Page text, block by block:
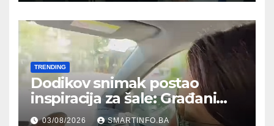
TRENDING
Dodikov snimak postao
inspiracija za šale: Građani
kroz parodiju poslali poruku
03/08/2026 SMARTINFO.BA